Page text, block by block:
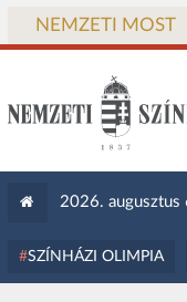
NEMZETI MOST
2026. augusztus
SZÍNHÁZI OLIMPIA